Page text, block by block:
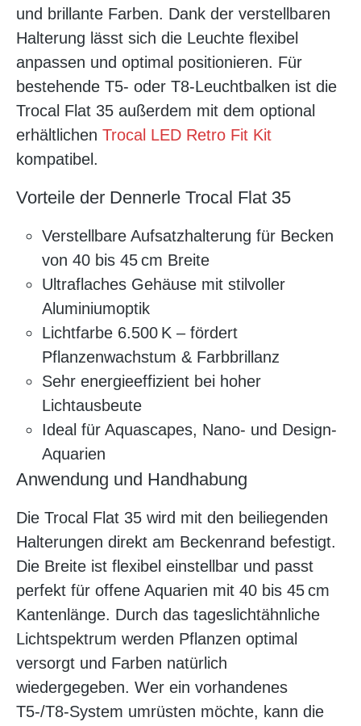
und brillante Farben. Dank der verstellbaren
Halterung lässt sich die Leuchte flexibel
anpassen und optimal positionieren. Für
bestehende T5- oder T8-Leuchtbalken ist die
Trocal Flat 35 außerdem mit dem optional
erhältlichen Trocal LED Retro Fit Kit
kompatibel.
Vorteile der Dennerle Trocal Flat 35
Verstellbare Aufsatzhalterung für Becken
von 40 bis 45 cm Breite
Ultraflaches Gehäuse mit stilvoller
Aluminiumoptik
Lichtfarbe 6.500 K – fördert
Pflanzenwachstum & Farbbrillanz
Sehr energieeffizient bei hoher
Lichtausbeute
Ideal für Aquascapes, Nano- und Design-
Aquarien
Anwendung und Handhabung
Die Trocal Flat 35 wird mit den beiliegenden
Halterungen direkt am Beckenrand befestigt.
Die Breite ist flexibel einstellbar und passt
perfekt für offene Aquarien mit 40 bis 45 cm
Kantenlänge. Durch das tageslichtähnliche
Lichtspektrum werden Pflanzen optimal
versorgt und Farben natürlich
wiedergegeben. Wer ein vorhandenes
T5-/T8-System umrüsten möchte, kann die